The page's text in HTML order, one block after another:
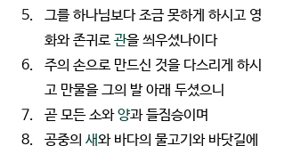
그를 하나님보다 조금 못하게 하시고 영
화와 존귀로 관을 씌우셨나이다
주의 손으로 만드신 것을 다스리게 하시
고 만물을 그의 발 아래 두셨으니
곧 모든 소와 양과 들짐승이며
공중의 새와 바다의 물고기와 바닷길에